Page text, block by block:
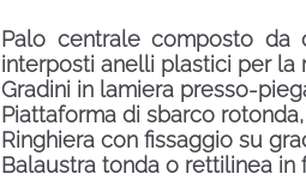
Palo centrale composto da
interposti anelli plastici per
Gradini in lamiera presso-
Piattaforma di sbarco
Ringhiera con fissaggio su
Balaustra tonda o rettilinea in